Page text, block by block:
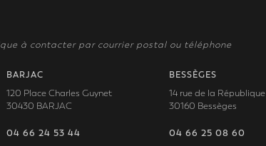
à contacter par courrier postal ou téléphone
BARJAC
120 Place Charles Guynet
30430 BARJAC
04 66 24 53 44
BESSÈGES
14 rue de la République
30160 Bessèges
04 66 25 08 60